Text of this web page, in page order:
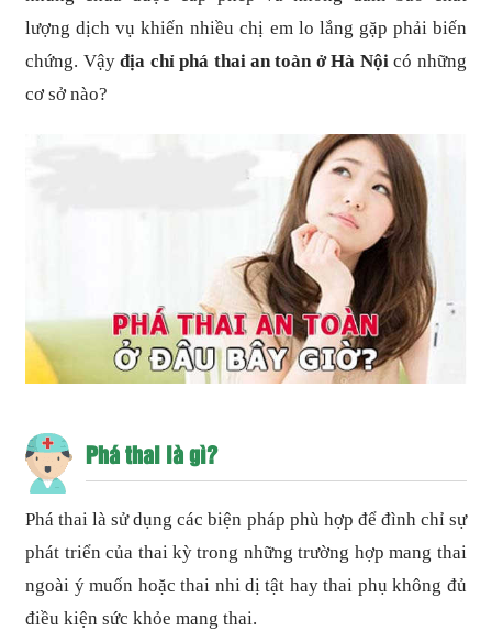
lượng dịch vụ khiến nhiều chị em lo lắng gặp phải biến
chứng. Vậyđịa chỉ phá thai an toàn ở Hà Nội có những
cơ sở nào?
Phá thai là gì?
Phá thai là sử dụng các biện pháp phù hợp để đình chỉ sự
phát triển của thai kỳ trong những trường hợp mang thai
ngoài ý muốn hoặc thai nhi dị tật hay thai phụ không đủ
điều kiện sức khỏe mang thai.